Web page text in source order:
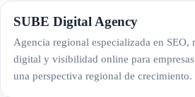
SUBE Digital Agency
Agencia regional especializada en SEO,
digital y visibilidad online para
una perspectiva regional de crecimiento.